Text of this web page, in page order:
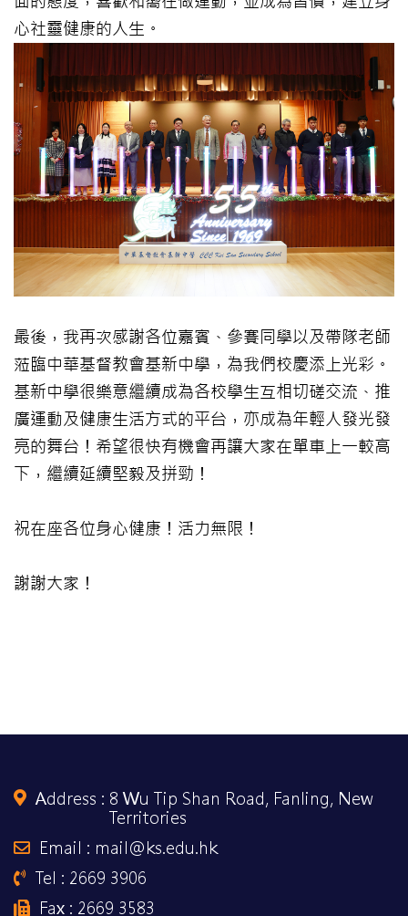
心社靈健康的人生。
最後，我再次感謝各位嘉賓、參賽同學以及帶隊老師
蒞臨中華基督教會基新中學，為我們校慶添上光彩。
基新中學很樂意繼續成為各校學生互相切磋交流、推
廣運動及健康生活方式的平台，亦成為年輕人發光發
亮的舞台！希望很快有機會再讓大家在單車上一較高
下，繼續延續堅毅及拼勁！
祝在座各位身心健康！活力無限！
謝謝大家！
Address : 8 Wu Tip Shan Road, Fanling, New
Territories
Email : mail@ks.edu.hk
Tel : 2669 3906
Fax : 2669 3583